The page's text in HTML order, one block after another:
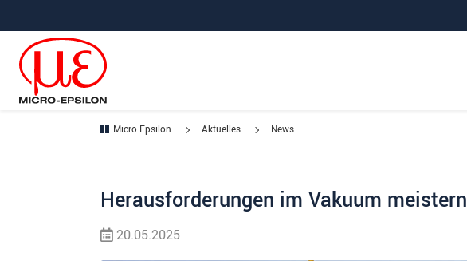
Micro-Epsilon Aktuelles News
Herausforderungen im Vakuum meistern
20.05.2025